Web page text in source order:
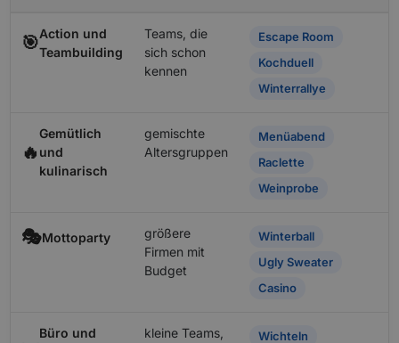
🎯Action und
Teambuilding
Teams, die
sich schon
kennen
Escape Room
Kochduell
Winterrallye
🔥
Gemütlich
und
kulinarisch
gemischte
Altersgruppen
Menüabend
Raclette
Weinprobe
🎭Mottoparty
größere
Firmen mit
Budget
Winterball
Ugly Sweater
Casino
Büro und
kleine Teams,
Wichteln